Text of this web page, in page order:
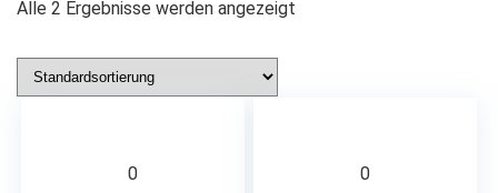
Alle 2 Ergebnisse werden angezeigt
0 0